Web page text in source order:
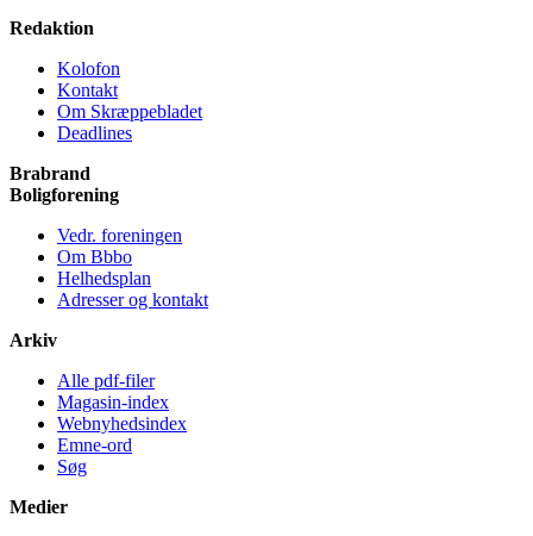
Redaktion
Kolofon
Kontakt
Om Skræppe­bladet
Deadlines
Brabrand
Bolig­forening
Vedr. foreningen
Om Bbbo
Helheds­plan
Adresser og kontakt
Arkiv
Alle pdf-filer
Magasin-index
Webnyhedsindex
Emne-ord
Søg
Medier